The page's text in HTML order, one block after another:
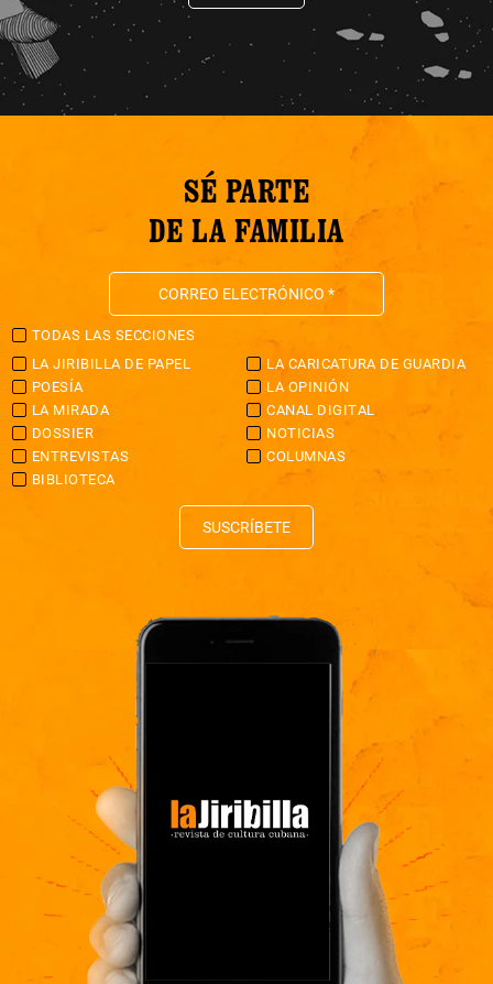
SÉ PARTE
DE LA FAMILIA
TODAS LAS SECCIONES
LA JIRIBILLA DE PAPEL
LA CARICATURA DE GUARDIA
POESÍA
LA OPINIÓN
LA MIRADA
CANAL DIGITAL
DOSSIER
NOTICIAS
ENTREVISTAS
COLUMNAS
BIBLIOTECA
SUSCRÍBETE